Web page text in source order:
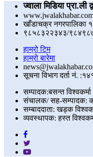
ज्वाला मिडिया प्रा.ली
खाँडाचक्र नगरपालिका
९८५८३२२३४३/
हाम्रो टिम
हाम्रो बारेमा
सूचना विभाग दर्ता नं.
सम्पादक:बसन्त विश्वकर्मा
संचालक/ सह-सम्पादक:
सम्बाददाता: खड्क
व्यवस्थापक: हस्त